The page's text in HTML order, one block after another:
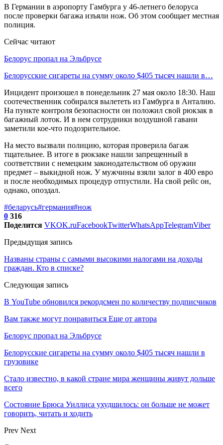
В Германии в аэропорту Гамбурга у 46-летнего белоруса
после проверки багажа изъяли нож. Об этом сообщает местная
полиция.
Сейчас читают
Белорус пропал на Эльбрусе
Белорусские сигареты на сумму около $405 тысяч нашли в…
Инцидент произошел в понедельник 27 мая около 18:30. Наш
соотечественник собирался вылететь из Гамбурга в Анталию.
На пункте контроля безопасности он положил свой рюкзак в
багажный лоток. И в нем сотрудники воздушной гавани
заметили кое-что подозрительное.
На место вызвали полицию, которая проверила багаж
тщательнее. В итоге в рюкзаке нашли запрещенный в
соответствии с немецким законодательством об оружии
предмет – выкидной нож. У мужчины взяли залог в 400 евро
и после необходимых процедур отпустили. На свой рейс он,
однако, опоздал.
#беларусь#германия#нож
0 316
Поделится VKOK.ruFacebookTwitterWhatsAppTelegramViber
Предыдущая запись
Названы страны с самыми высокими налогами на доходы
граждан. Кто в списке?
Следующая запись
В YouTube обновился рекордсмен по количеству подписчиков
Вам также могут понравиться Еще от автора
Белорус пропал на Эльбрусе
Белорусские сигареты на сумму около $405 тысяч нашли в
грузовике
Стало известно, в какой стране мира женщины живут дольше
всего
Состояние Брюса Уиллиса ухудшилось: он больше не может
говорить, читать и ходить
Prev Next